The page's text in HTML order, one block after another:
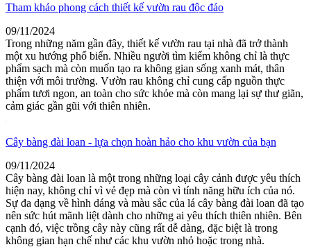
Tham khảo phong cách thiết kế vườn rau độc đáo
09/11/2024
Trong những năm gần đây, thiết kế vườn rau tại nhà đã trở thành
một xu hướng phổ biến. Nhiều người tìm kiếm không chỉ là thực
phẩm sạch mà còn muốn tạo ra không gian sống xanh mát, thân
thiện với môi trường. Vườn rau không chỉ cung cấp nguồn thực
phẩm tươi ngon, an toàn cho sức khỏe mà còn mang lại sự thư giãn,
cảm giác gần gũi với thiên nhiên.
Cây bàng đài loan - lựa chọn hoàn hảo cho khu vườn của bạn
09/11/2024
Cây bàng đài loan là một trong những loại cây cảnh được yêu thích
hiện nay, không chỉ vì vẻ đẹp mà còn vì tính năng hữu ích của nó.
Sự đa dạng về hình dáng và màu sắc của lá cây bàng đài loan đã tạo
nên sức hút mãnh liệt dành cho những ai yêu thích thiên nhiên. Bên
cạnh đó, việc trồng cây này cũng rất dễ dàng, đặc biệt là trong
không gian hạn chế như các khu vườn nhỏ hoặc trong nhà.